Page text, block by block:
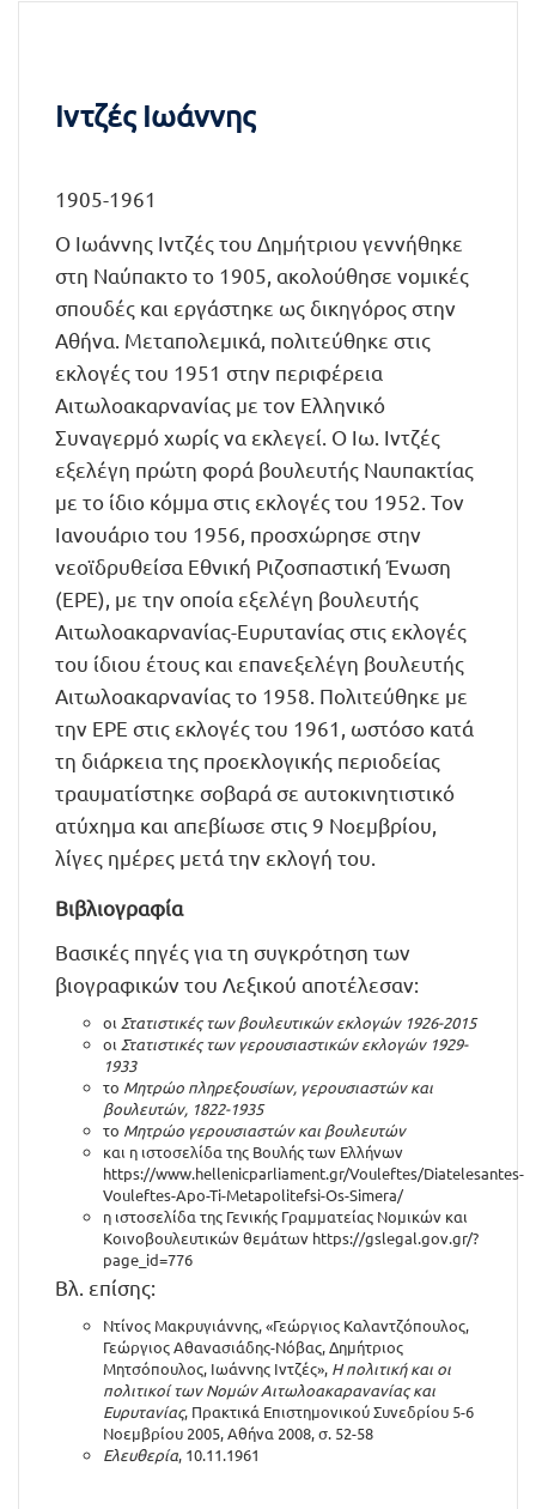
Ιντζές Ιωάννης
1905-1961
Ο Ιωάννης Ιντζές του Δημήτριου γεννήθηκε
στη Ναύπακτο το 1905, ακολούθησε νομικές
σπουδές και εργάστηκε ως δικηγόρος στην
Αθήνα. Μεταπολεμικά, πολιτεύθηκε στις
εκλογές του 1951 στην περιφέρεια
Αιτωλοακαρνανίας με τον Ελληνικό
Συναγερμό χωρίς να εκλεγεί. Ο Ιω. Ιντζές
εξελέγη πρώτη φορά βουλευτής Ναυπακτίας
με το ίδιο κόμμα στις εκλογές του 1952. Τον
Ιανουάριο του 1956, προσχώρησε στην
νεοϊδρυθείσα Εθνική Ριζοσπαστική Ένωση
(ΕΡΕ), με την οποία εξελέγη βουλευτής
Αιτωλοακαρνανίας-Ευρυτανίας στις εκλογές
του ίδιου έτους και επανεξελέγη βουλευτής
Αιτωλοακαρνανίας το 1958. Πολιτεύθηκε με
την ΕΡΕ στις εκλογές του 1961, ωστόσο κατά
τη διάρκεια της προεκλογικής περιοδείας
τραυματίστηκε σοβαρά σε αυτοκινητιστικό
ατύχημα και απεβίωσε στις 9 Νοεμβρίου,
λίγες ημέρες μετά την εκλογή του.
Βιβλιογραφία
Βασικές πηγές για τη συγκρότηση των
βιογραφικών του Λεξικού αποτέλεσαν:
οι Στατιστικές των βουλευτικών εκλογών 1926-2015
οι Στατιστικές των γερουσιαστικών εκλογών 1929-
1933
το Μητρώο πληρεξουσίων, γερουσιαστών και
βουλευτών, 1822-1935
το Μητρώο γερουσιαστών και βουλευτών
και η ιστοσελίδα της Βουλής των Ελλήνων
https://www.hellenicparliament.gr/Vouleftes/Diatelesantes-
Vouleftes-Apo-Ti-Metapolitefsi-Os-Simera/
η ιστοσελίδα της Γενικής Γραμματείας Νομικών και
Κοινοβουλευτικών θεμάτων https://gslegal.gov.gr/?
page_id=776
Βλ. επίσης:
Ντίνος Μακρυγιάννης, «Γεώργιος Καλαντζόπουλος,
Γεώργιος Αθανασιάδης-Νόβας, Δημήτριος
Μητσόπουλος, Ιωάννης Ιντζές», Η πολιτική και οι
πολιτικοί των Νομών Αιτωλοακαρανανίας και
Ευρυτανίας, Πρακτικά Επιστημονικού Συνεδρίου 5-6
Νοεμβρίου 2005, Αθήνα 2008, σ. 52-58
Ελευθερία, 10.11.1961